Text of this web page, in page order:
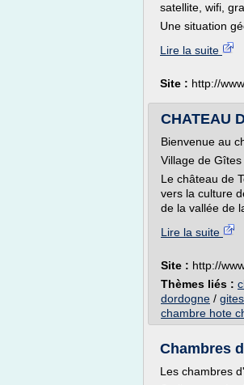
satellite, wifi,
Une situation
Lire la suite
Site : http://
CHATEAU
Bienvenue au
Village de
Le château de
vers la culture
de la vallée de
Lire la suite
Site : http://
Thèmes liés :
dordogne /
chambre hote
Chambres
Les chambres